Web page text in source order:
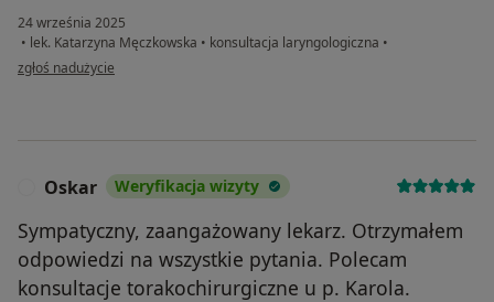
24 września 2025
• lek. Katarzyna Męczkowska • konsultacja laryngologiczna •
w opinii użytkownika Karolina
zgłoś nadużycie
Oskar Weryfikacja wizyty
Sympatyczny, zaangażowany lekarz. Otrzymałem
odpowiedzi na wszystkie pytania. Polecam
konsultacje torakochirurgiczne u p. Karola.